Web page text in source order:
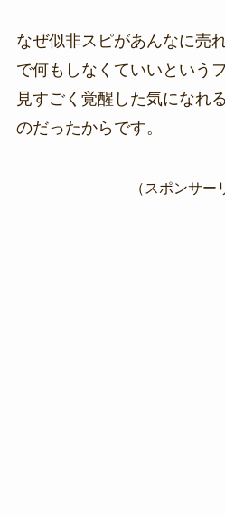
なぜ似非スピがあんなに売
で何もしなくていいという
見すごく覚醒した気になれ
のだったからです。
（スポンサー